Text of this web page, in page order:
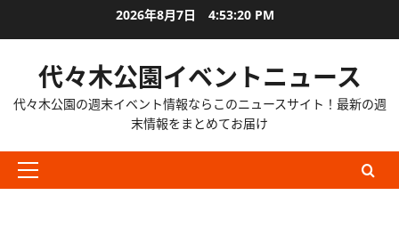
2026年8月7日 4:53:21 PM
代々木公園イベントニュース
代々木公園の週末イベント情報ならこのニュースサイト！最新の週
末情報をまとめてお届け
メ